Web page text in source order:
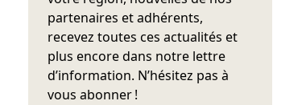
partenaires et adhérents,
recevez toutes ces actualités et
plus encore dans notre lettre
d’information. N’hésitez pas à
vous abonner !